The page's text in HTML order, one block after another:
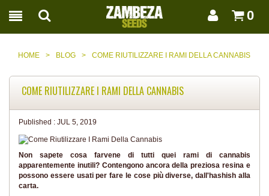
0
HOME > BLOG > COME RIUTILIZZARE I RAMI DELLA CANNABIS
COME RIUTILIZZARE I RAMI DELLA CANNABIS
Published : JUL 5, 2019
Non sapete cosa farvene di tutti quei rami di cannabis
apparentemente inutili? Contengono ancora della preziosa resina e
possono essere usati per fare le cose più diverse, dall'hashish alla
carta.